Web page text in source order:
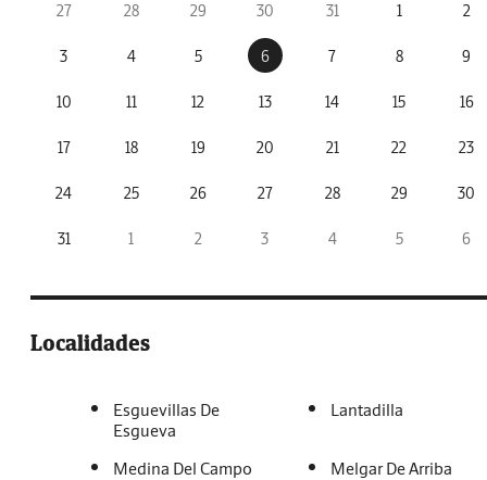
27 28 29 30 31 1 2
3 4 5 6 7 8 9
10 11 12 13 14 15 16
17 18 19 20 21 22 23
24 25 26 27 28 29 30
31 1 2 3 4 5 6
Localidades
Esguevillas De
Esgueva
Lantadilla
Medina Del Campo
Melgar De Arriba